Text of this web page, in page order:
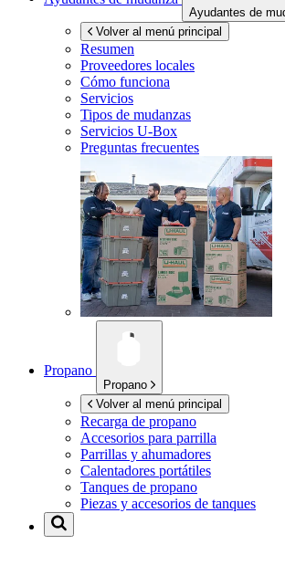
Ayudantes de
Volver al menú principal
Resumen
Proveedores locales
Cómo funciona
Servicios
Tipos de mudanzas
Servicios U-Box
Preguntas frecuentes
Propano
Propano
Volver al menú principal
Recarga de propano
Accesorios para parrilla
Parrillas y ahumadores
Calentadores portátiles
Tanques de propano
Piezas y accesorios de tanques